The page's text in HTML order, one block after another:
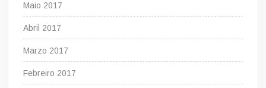
Maio 2017
Abril 2017
Marzo 2017
Febreiro 2017